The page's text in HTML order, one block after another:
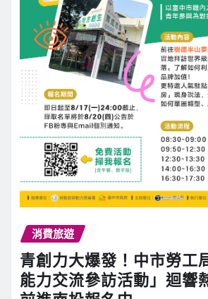
消費旅遊
青創力大爆發！中市勞工
能力交流參訪活動」迴響